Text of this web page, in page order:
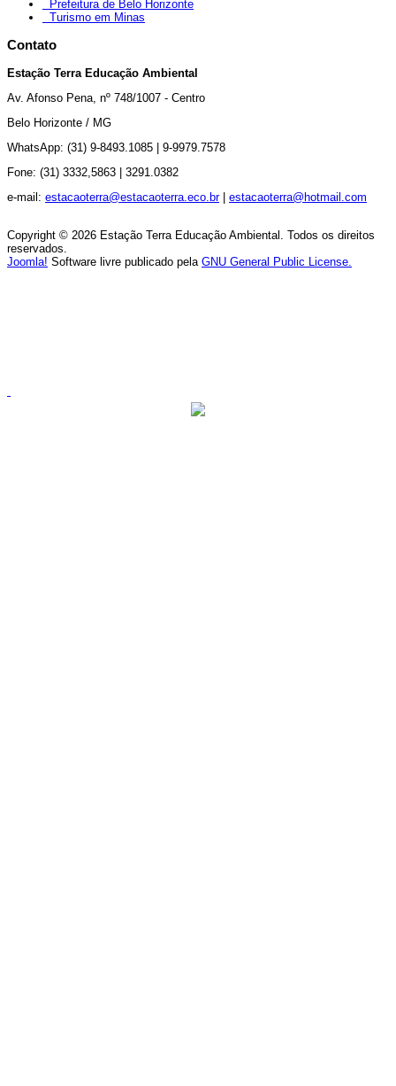
Prefeitura de Belo Horizonte
Turismo em Minas
Contato
Estação Terra Educação Ambiental
Av. Afonso Pena, nº 748/1007 - Centro
Belo Horizonte / MG
WhatsApp: (31) 9-8493.1085 | 9-9979.7578
Fone: (31) 3332,5863 | 3291.0382
e-mail: estacaoterra@estacaoterra.eco.br| estacaoterra@hotmail.com
Copyright © 2026 Estação Terra Educação Ambiental. Todos os direitos
reservados.
Joomla! Software livre publicado pela GNU General Public License.